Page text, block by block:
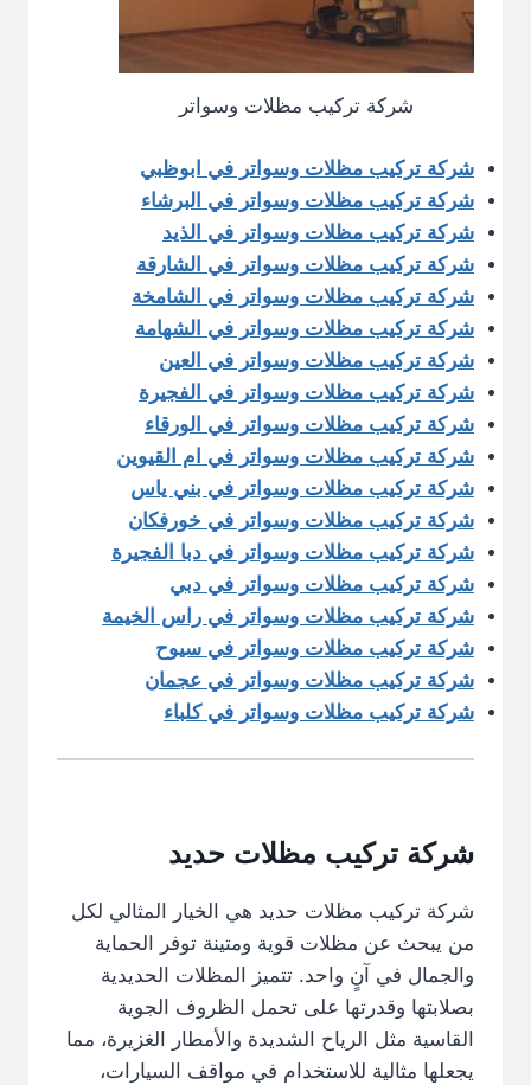
شركة تركيب مظلات وسواتر
شركة تركيب مظلات وسواتر في ابوظبي
شركة تركيب مظلات وسواتر في البرشاء
شركة تركيب مظلات وسواتر في الذيد
شركة تركيب مظلات وسواتر في الشارقة
شركة تركيب مظلات وسواتر في الشامخة
شركة تركيب مظلات وسواتر في الشهامة
شركة تركيب مظلات وسواتر في العين
شركة تركيب مظلات وسواتر في الفجيرة
شركة تركيب مظلات وسواتر في الورقاء
شركة تركيب مظلات وسواتر في ام القيوين
شركة تركيب مظلات وسواتر في بني ياس
شركة تركيب مظلات وسواتر في خورفكان
شركة تركيب مظلات وسواتر في دبا الفجيرة
شركة تركيب مظلات وسواتر في دبي
شركة تركيب مظلات وسواتر في راس الخيمة
شركة تركيب مظلات وسواتر في سيوح
شركة تركيب مظلات وسواتر في عجمان
شركة تركيب مظلات وسواتر في كلباء
شركة تركيب مظلات حديد
شركة تركيب مظلات حديد هي الخيار المثالي لكل
من يبحث عن مظلات قوية ومتينة توفر الحماية
والجمال في آنٍ واحد. تتميز المظلات الحديدية
بصلابتها وقدرتها على تحمل الظروف الجوية
القاسية مثل الرياح الشديدة والأمطار الغزيرة، مما
يجعلها مثالية للاستخدام في مواقف السيارات،